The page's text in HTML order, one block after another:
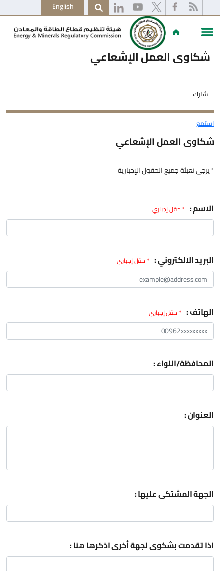
English
شكاوى العمل الإشعاعي
شارك
استمع
شكاوى العمل الإشعاعي
* يرجى تعبئة جميع الحقول الإجبارية
الاسم : * حقل إجباري
البريد الالكتروني : * حقل إجباري
الهاتف : * حقل إجباري
المحافظة/اللواء :
العنوان :
الجهة المشتكى عليها :
اذا تقدمت بشكوى لجهة أخرى اذكرها هنا :